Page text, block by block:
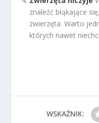
znaleźć błąkające
zwierzęta. Warto
których nawet
WSKAŹNIK: